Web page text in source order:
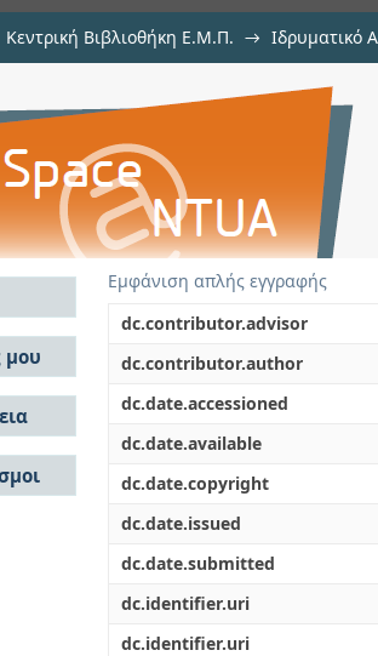
Κεντρική Βιβλιοθήκη Ε.Μ.Π. → Ιδρυματικό
reinforced concrete
Εμφάνιση απλής εγγραφής
dc.contributor.advisor
dc.contributor.author
dc.date.accessioned
dc.date.available
dc.date.copyright
dc.date.issued
dc.date.submitted
dc.identifier.uri
dc.identifier.uri
μου